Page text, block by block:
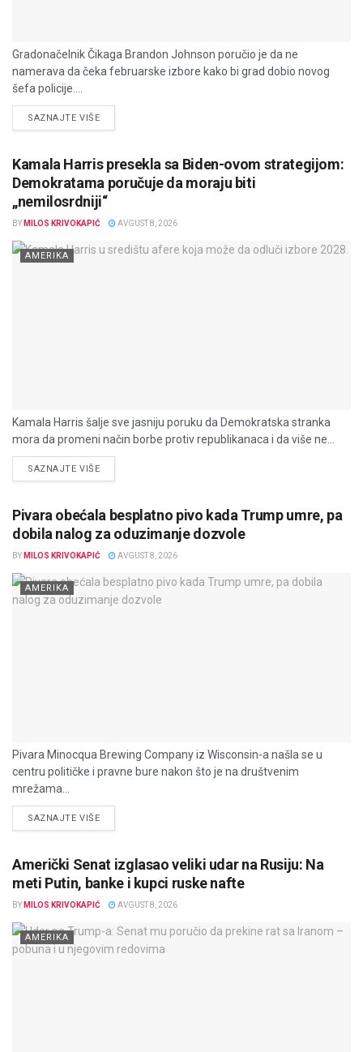
Gradonačelnik Čikaga Brandon Johnson poručio je da ne
namerava da čeka februarske izbore kako bi grad dobio novog
šefa policije....
SAZNAJTE VIŠEDETAILS
Kamala Harris presekla sa Biden-ovom strategijom:
Demokratama poručuje da moraju biti
„nemilosrdniji“
BY MILOS KRIVOKAPIĆ AVGUST 8, 2026
AMERIKA
Kamala Harris šalje sve jasniju poruku da Demokratska stranka
mora da promeni način borbe protiv republikanaca i da više ne...
SAZNAJTE VIŠEDETAILS
Pivara obećala besplatno pivo kada Trump umre, pa
dobila nalog za oduzimanje dozvole
BY MILOS KRIVOKAPIĆ AVGUST 8, 2026
AMERIKA
Pivara Minocqua Brewing Company iz Wisconsin-a našla se u
centru političke i pravne bure nakon što je na društvenim
mrežama...
SAZNAJTE VIŠEDETAILS
Američki Senat izglasao veliki udar na Rusiju: Na
meti Putin, banke i kupci ruske nafte
BY MILOS KRIVOKAPIĆ AVGUST 8, 2026
AMERIKA